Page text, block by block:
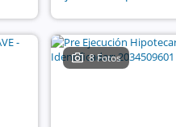
8 Fotos